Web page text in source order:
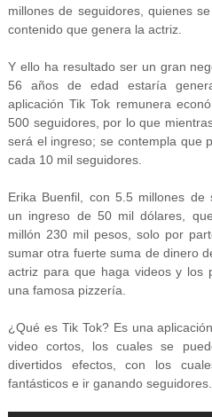
millones de seguidores, quienes
contenido que genera la actriz.
Y ello ha resultado ser un gran
56 años de edad estaría
aplicación Tik Tok remunera
500 seguidores, por lo que
será el ingreso; se contempla que
cada 10 mil seguidores.
Erika Buenfil, con 5.5 millones de
un ingreso de 50 mil dólares,
millón 230 mil pesos, solo por
sumar otra fuerte suma de dinero
actriz para que haga videos y los
una famosa pizzería.
¿Qué es Tik Tok? Es una
video cortos, los cuales se
divertidos efectos, con los
fantásticos e ir ganando seguidores.